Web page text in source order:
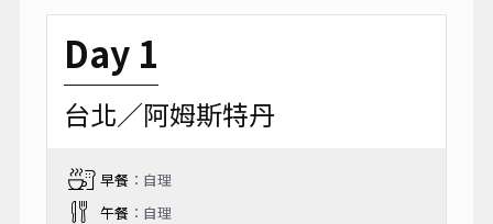
Day 1
台北／阿姆斯特丹
早餐：自理
午餐：自理